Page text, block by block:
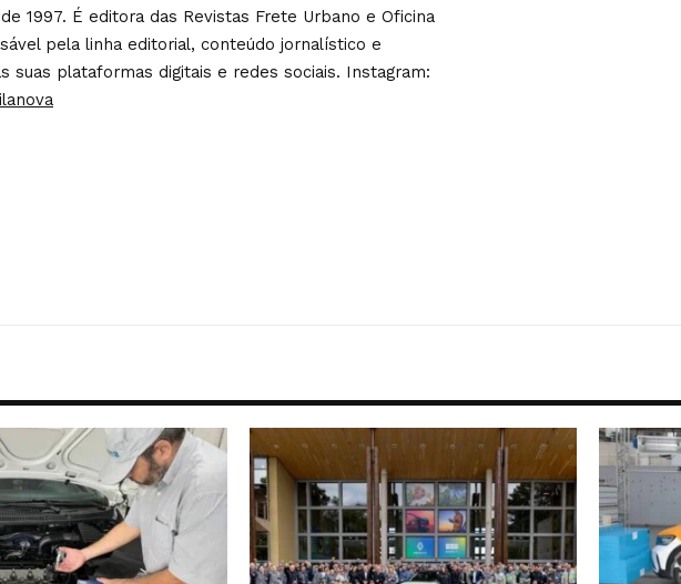
1997. É editora das Revistas Frete Urbano e Oficina
pela linha editorial, conteúdo jornalístico e
suas plataformas digitais e redes sociais. Instagram: